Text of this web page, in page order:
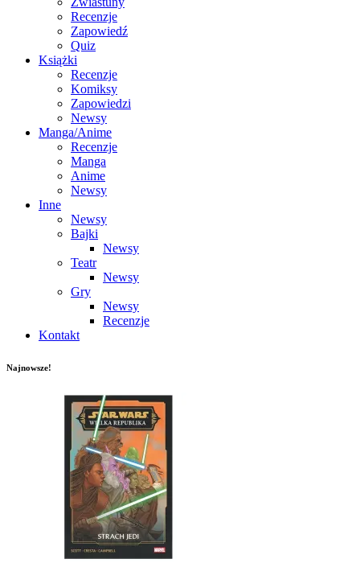
Recenzje
Zapowiedź
Quiz
Książki
Recenzje
Komiksy
Zapowiedzi
Newsy
Manga/Anime
Recenzje
Manga
Anime
Newsy
Inne
Newsy
Bajki
Newsy
Teatr
Newsy
Gry
Newsy
Recenzje
Kontakt
Najnowsze!